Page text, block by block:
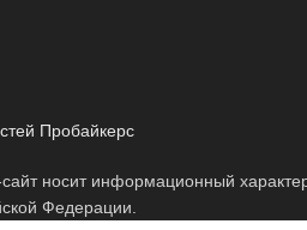
Пробайкерс
носит информационный
Федерации.